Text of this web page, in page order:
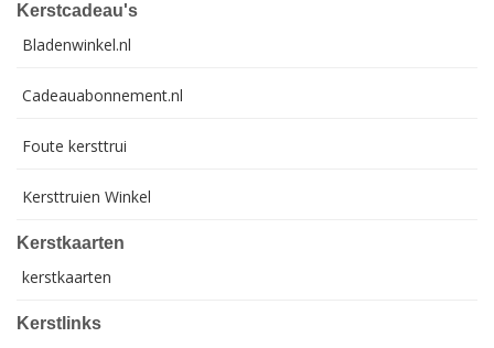
Kerstcadeau's
Bladenwinkel.nl
Cadeauabonnement.nl
Foute kersttrui
Kersttruien Winkel
Kerstkaarten
kerstkaarten
Kerstlinks